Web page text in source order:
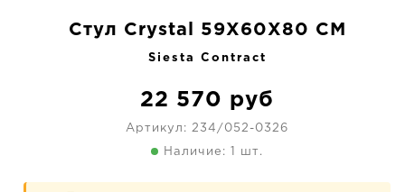
Стул Crystal 59X60X80 CM
Siesta Contract
22 570 руб
Артикул: 234/052-0326
Наличие: 1 шт.